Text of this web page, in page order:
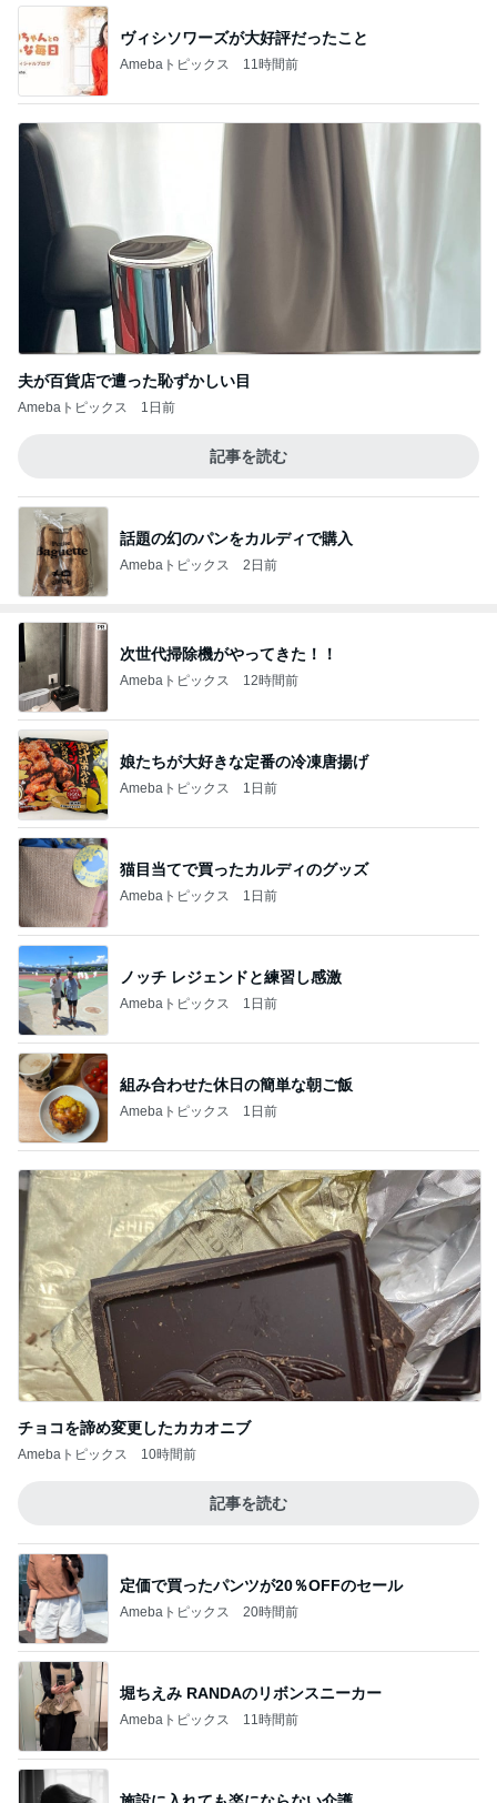
ヴィシソワーズが大好評だったこと
Amebaトピックス 11時間前
夫が百貨店で遭った恥ずかしい目
Amebaトピックス 1日前
記事を読む
話題の幻のパンをカルディで購入
Amebaトピックス 2日前
次世代掃除機がやってきた！！
Amebaトピックス 12時間前
娘たちが大好きな定番の冷凍唐揚げ
Amebaトピックス 1日前
猫目当てで買ったカルディのグッズ
Amebaトピックス 1日前
ノッチ レジェンドと練習し感激
Amebaトピックス 1日前
組み合わせた休日の簡単な朝ご飯
Amebaトピックス 1日前
チョコを諦め変更したカカオニブ
Amebaトピックス 10時間前
記事を読む
定価で買ったパンツが20％OFFのセール
Amebaトピックス 20時間前
堀ちえみ RANDAのリボンスニーカー
Amebaトピックス 11時間前